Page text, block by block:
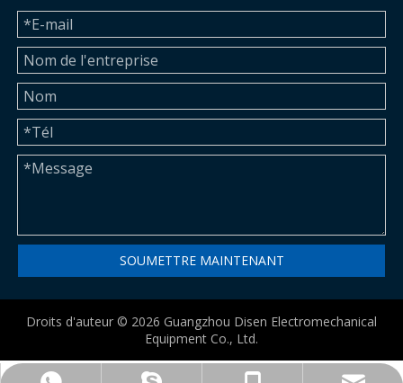
SOUMETTRE MAINTENANT
Droits d'auteur © 2026 Guangzhou Disen Electromechanical
Equipment Co., Ltd.